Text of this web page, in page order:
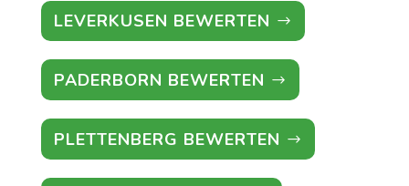
LEVERKUSEN BEWERTEN
PADERBORN BEWERTEN
PLETTENBERG BEWERTEN